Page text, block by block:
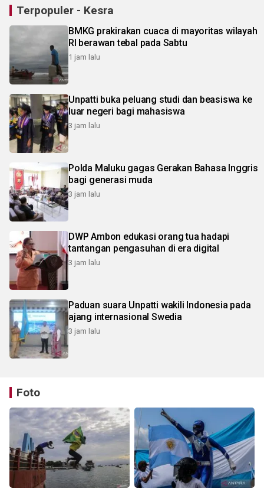
Terpopuler - Kesra
BMKG prakirakan cuaca di mayoritas wilayah
RI berawan tebal pada Sabtu
1 jam lalu
Unpatti buka peluang studi dan beasiswa ke
luar negeri bagi mahasiswa
3 jam lalu
Polda Maluku gagas Gerakan Bahasa Inggris
bagi generasi muda
3 jam lalu
DWP Ambon edukasi orang tua hadapi
tantangan pengasuhan di era digital
3 jam lalu
Paduan suara Unpatti wakili Indonesia pada
ajang internasional Swedia
3 jam lalu
Foto